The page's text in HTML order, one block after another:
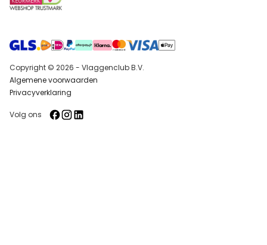
Copyright © 2026 - Vlaggenclub B.V.
Algemene voorwaarden
Privacyverklaring
Volg ons